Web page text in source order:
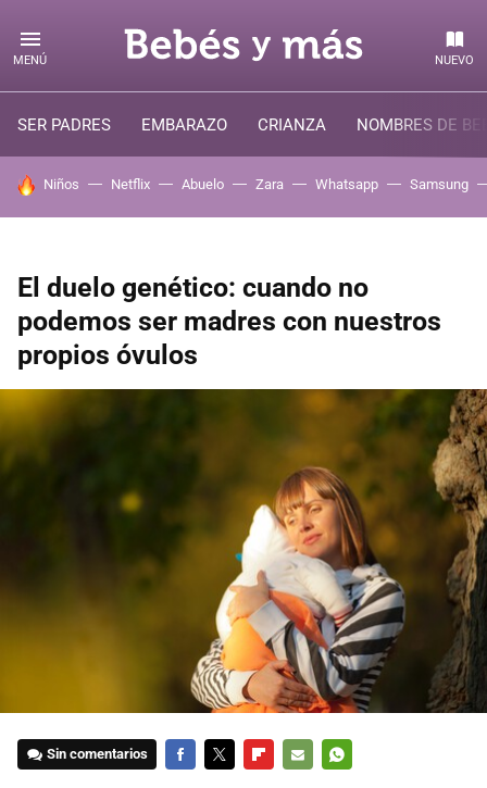
MENÚ NUEVO
SER PADRES EMBARAZO CRIANZA NOMBRES DE
HOY SE HABLA DE
Niños Netflix Abuelo Zara Whatsapp Samsung
El duelo genético: cuando no
podemos ser madres con nuestros
propios óvulos
Sin comentarios